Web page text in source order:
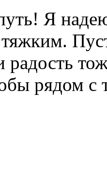
Я
радость
рядом с